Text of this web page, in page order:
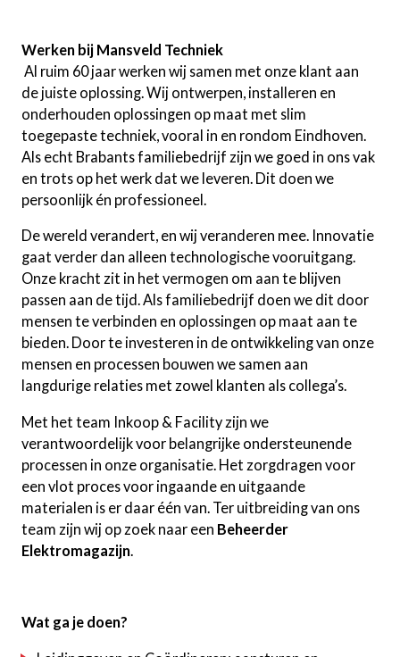
Werken bij Mansveld Techniek
Al ruim 60 jaar werken wij samen met onze klant aan
de juiste oplossing. Wij ontwerpen, installeren en
onderhouden oplossingen op maat met slim
toegepaste techniek, vooral in en rondom Eindhoven.
Als echt Brabants familiebedrijf zijn we goed in ons vak
en trots op het werk dat we leveren. Dit doen we
persoonlijk én professioneel.
De wereld verandert, en wij veranderen mee. Innovatie
gaat verder dan alleen technologische vooruitgang.
Onze kracht zit in het vermogen om aan te blijven
passen aan de tijd. Als familiebedrijf doen we dit door
mensen te verbinden en oplossingen op maat aan te
bieden. Door te investeren in de ontwikkeling van onze
mensen en processen bouwen we samen aan
langdurige relaties met zowel klanten als collega’s.
Met het team Inkoop & Facility zijn we
verantwoordelijk voor belangrijke ondersteunende
processen in onze organisatie. Het zorgdragen voor
een vlot proces voor ingaande en uitgaande
materialen is er daar één van. Ter uitbreiding van ons
team zijn wij op zoek naar een Beheerder
Elektromagazijn
Wat ga je doen?